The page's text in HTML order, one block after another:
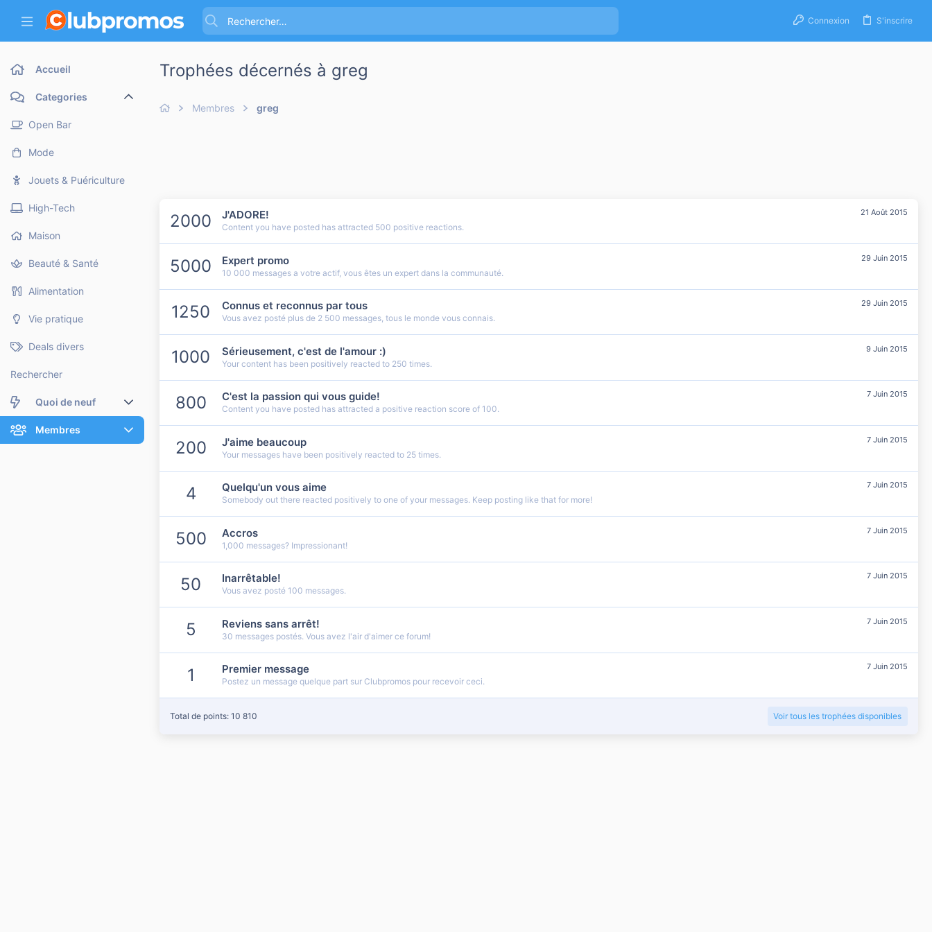
Connexion S'inscrire
Accueil
Categories
Open Bar
Mode
Jouets & Puériculture
High-Tech
Maison
Beauté & Santé
Alimentation
Vie pratique
Deals divers
Rechercher
Quoi de neuf
Nouveaux messages
Membres
Trophées décernés à greg
Membres greg
2000 21 Août 2015
J'ADORE!
Content you have posted has attracted 500 positive reactions.
5000 29 Juin 2015
Expert promo
10 000 messages a votre actif, vous êtes un expert dans la communauté.
1250 29 Juin 2015
Connus et reconnus par tous
Vous avez posté plus de 2 500 messages, tous le monde vous connais.
1000 9 Juin 2015
Sérieusement, c'est de l'amour :)
Your content has been positively reacted to 250 times.
800 7 Juin 2015
C'est la passion qui vous guide!
Content you have posted has attracted a positive reaction score of 100.
200 7 Juin 2015
J'aime beaucoup
Your messages have been positively reacted to 25 times.
4 7 Juin 2015
Quelqu'un vous aime
Somebody out there reacted positively to one of your messages. Keep posting like that for more!
500 7 Juin 2015
Accros
1,000 messages? Impressionant!
50 7 Juin 2015
Inarrêtable!
Vous avez posté 100 messages.
5 7 Juin 2015
Reviens sans arrêt!
30 messages postés. Vous avez l'air d'aimer ce forum!
1 7 Juin 2015
Premier message
Postez un message quelque part sur Clubpromos pour recevoir ceci.
Total de points: 10 810 Voir tous les trophées disponibles